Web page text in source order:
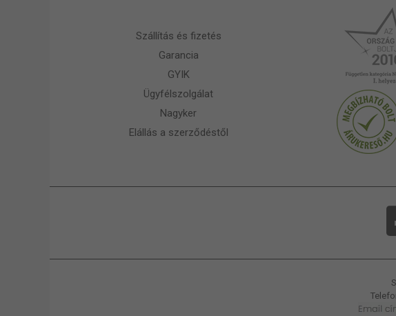
Szállítás és fizetés
Garancia
GYIK
Ügyfélszolgálat
Nagyker
Elállás a szerződéstől